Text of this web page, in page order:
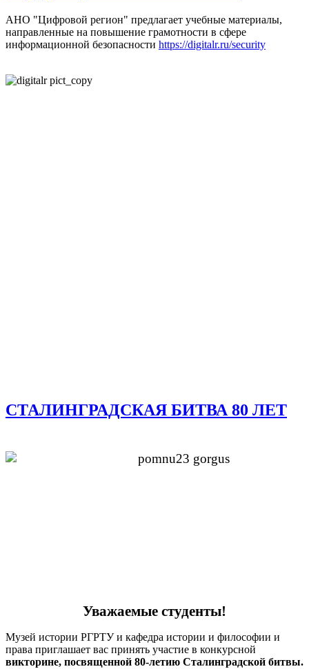
АНО "Цифровой регион" предлагает учебные материалы,
направленные на повышение грамотности в сфере
информационной безопасности https://digitalr.ru/security
СТАЛИНГРАДСКАЯ БИТВА 80 ЛЕТ
Уважаемые cтуденты!
Музей истории РГРТУ и кафедра истории и философии и
права приглашает вас принять участие в конкурсной
викторине, посвященной 80-летию Сталинградской битвы.